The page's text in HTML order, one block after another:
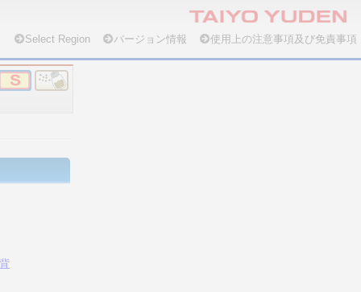
Select Region バージョン情報 使用上の注意事項及び免責事項